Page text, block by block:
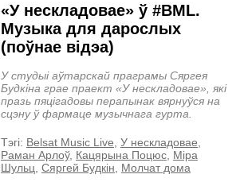
«У нескладовае» ў #BML.
Музыка для дарослых
(поўнае відэа)
У студыі аўтарскай праграмы Сяргея
Будкіна грае праект «У нескладовае», які
празь пяцігадовы перапынак вярнуўся на
сцэну ў фармаце музычнага гурта.
Тэгi: Belsat Music Live У нескладовае
Раман Арлоў, Кацярына Поцюс, Міра
Шульц Сяргей Будкін Молчат дома